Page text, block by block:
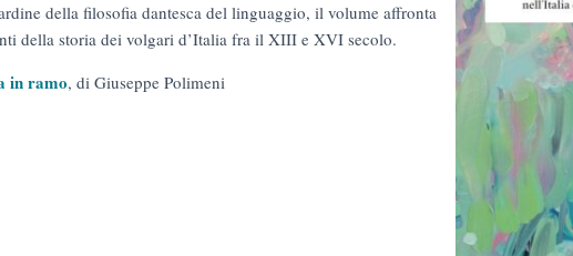
della filosofia dantesca del linguaggio, il volume affronta
della storia dei volgari d’Italia fra il XIII e XVI secolo.
in ramo, di Giuseppe Polimeni